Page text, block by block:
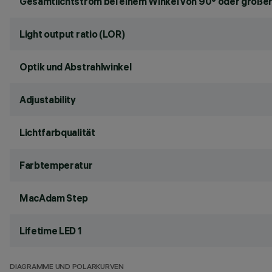
Light output ratio (LOR)
Optik und Abstrahlwinkel
Adjustability
Lichtfarbqualität
Farbtemperatur
MacAdam Step
Lifetime LED 1
DIAGRAMME UND POLARKURVEN